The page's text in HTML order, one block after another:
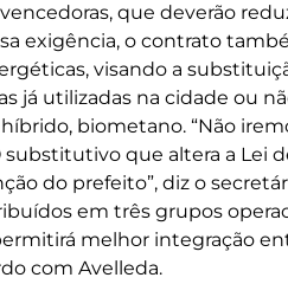
que deverão
exigência, o contrato
visando a
já utilizadas na cidade ou
biometano. “Não
substitutivo que altera a Lei
do prefeito”, diz o
em três grupos
melhor integração
com Avelleda.